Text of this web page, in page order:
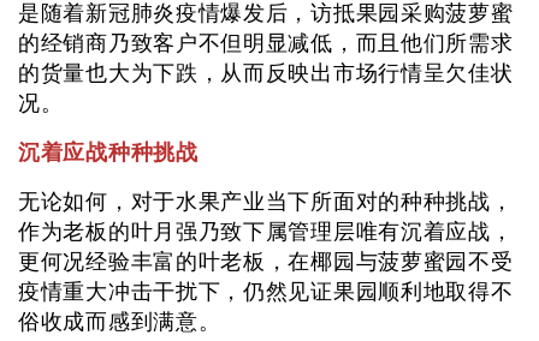
是随着新冠肺炎疫情爆发后，访抵果园采购菠萝蜜
的经销商乃致客户不但明显减低，而且他们所需求
的货量也大为下跌，从而反映出市场行情呈欠佳状
况。
沉着应战种种挑战
无论如何，对于水果产业当下所面对的种种挑战，
作为老板的叶月强乃致下属管理层唯有沉着应战，
更何况经验丰富的叶老板，在椰园与菠萝蜜园不受
疫情重大冲击干扰下，仍然见证果园顺利地取得不
俗收成而感到满意。